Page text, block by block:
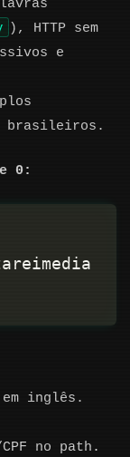
), HTTP sem
e
brasileiros.
0:
inglês.
no path.